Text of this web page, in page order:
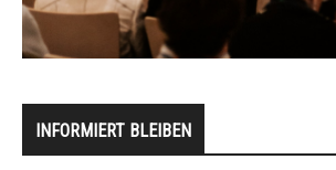
INFORMIERT BLEIBEN